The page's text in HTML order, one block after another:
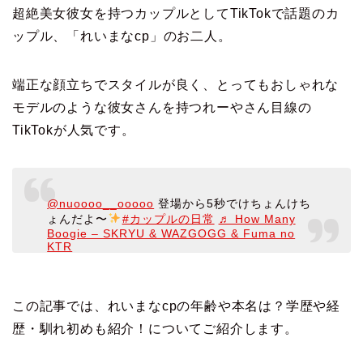
超絶美女彼女を持つカップルとしてTikTokで話題のカ
ップル、「れいまなcp」のお二人。
端正な顔立ちでスタイルが良く、とってもおしゃれな
モデルのような彼女さんを持つれーやさん目線の
TikTokが人気です。
@nuoooo__ooooo 登場から5秒でけちょんけち
ょんだよ〜
#カップルの日常
♬ How Many
Boogie – SKRYU & WAZGOGG & Fuma no
KTR
この記事では、れいまなcpの年齢や本名は？学歴や経
歴・馴れ初めも紹介！についてご紹介します。